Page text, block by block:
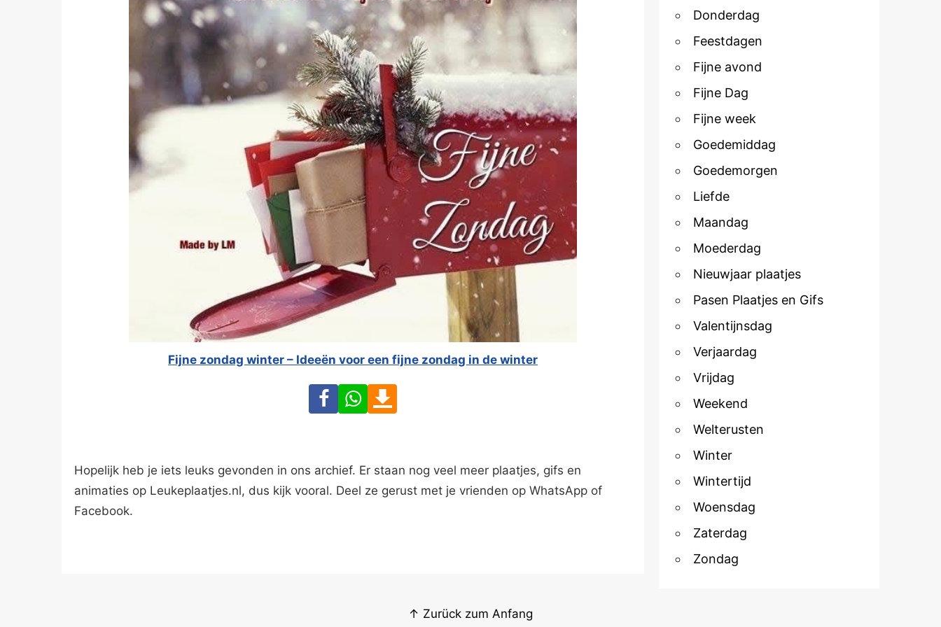
Fijne zondag winter – Ideeën voor een fijne zondag in de winter
FacebookWhatsApp
Hopelijk heb je iets leuks gevonden in ons archief. Er staan nog veel meer plaatjes, gifs en
animaties op Leukeplaatjes.nl, dus kijk vooral. Deel ze gerust met je vrienden op WhatsApp of
Facebook.
Donderdag
Feestdagen
Fijne avond
Fijne Dag
Fijne week
Goedemiddag
Goedemorgen
Liefde
Maandag
Moederdag
Nieuwjaar plaatjes
Pasen Plaatjes en Gifs
Valentijnsdag
Verjaardag
Vrijdag
Weekend
Welterusten
Winter
Wintertijd
Woensdag
Zaterdag
Zondag
↑ Zurück zum Anfang